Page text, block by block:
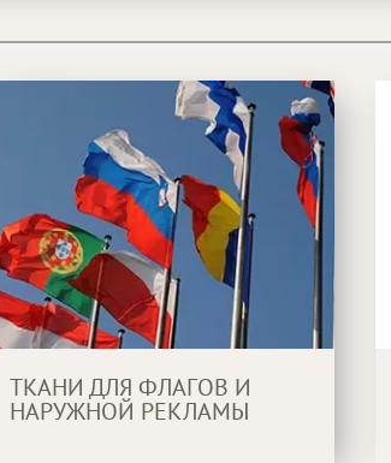
ТКАНИ ДЛЯ ФЛАГОВ И
НАРУЖНОЙ РЕКЛАМЫ